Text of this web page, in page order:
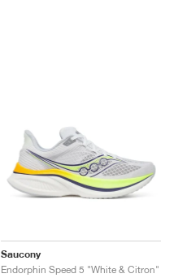
Saucony
Endorphin Speed 5 "White & Citron"